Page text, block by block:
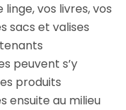
vos livres, vos
sacs et valises
peuvent s’y
produits
ensuite au milieu